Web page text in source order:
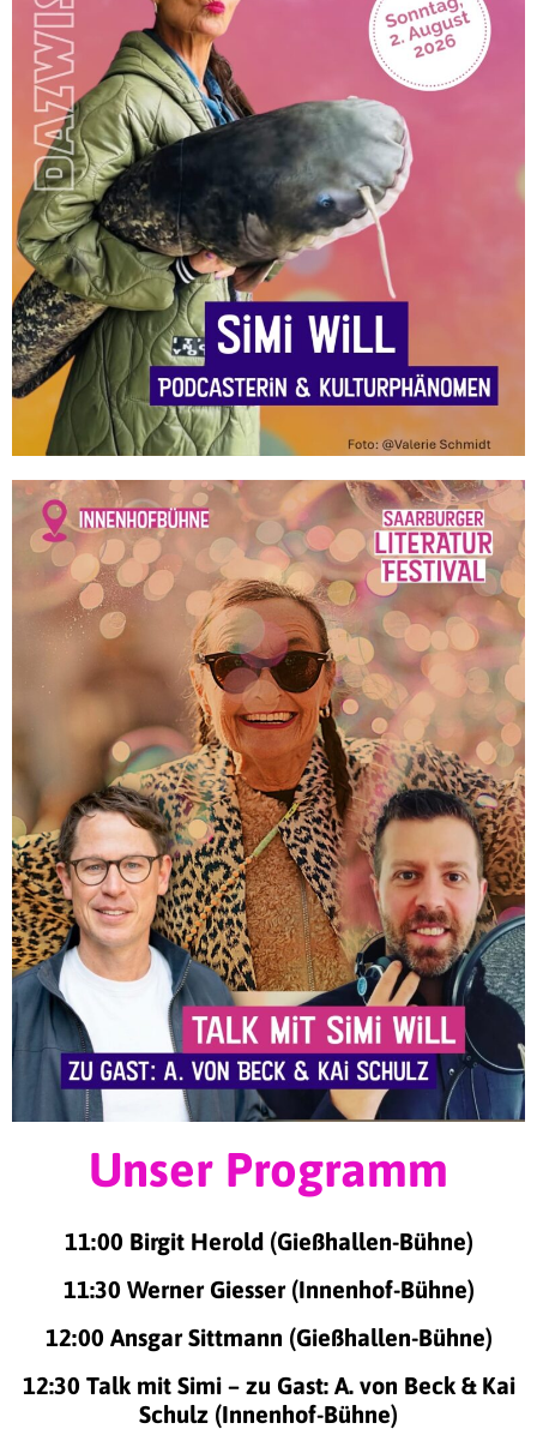
Unser Programm
11:00 Birgit Herold (Gießhallen-Bühne)
11:30 Werner Giesser (Innenhof-Bühne)
12:00 Ansgar Sittmann (Gießhallen-Bühne)
12:30 Talk mit Simi – zu Gast: A. von Beck & Kai
Schulz (Innenhof-Bühne)